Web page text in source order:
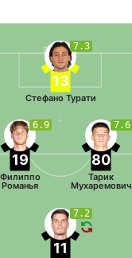
7.3
13
Стефано Турати
7.6
80
Тарик
Мухаремович
6.9
19
Филиппо
Романья
7.2
11